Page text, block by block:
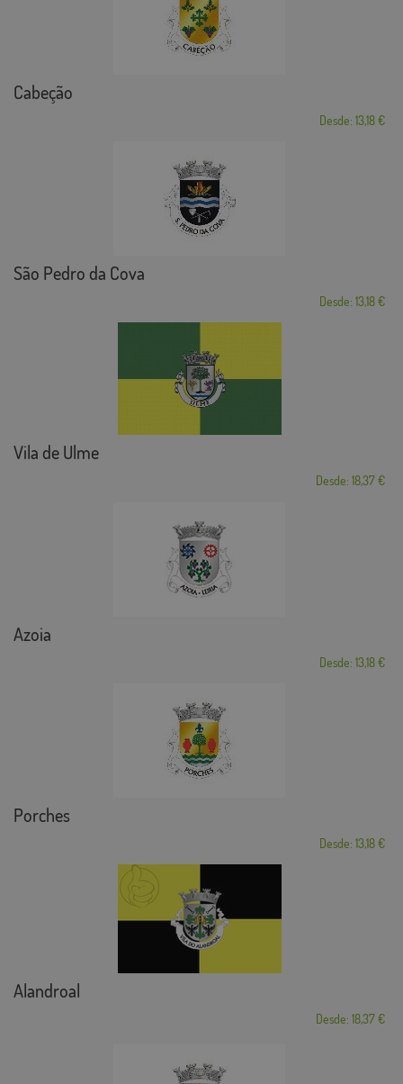
Cabeção
Desde: 13,18 €
São Pedro da Cova
Desde: 13,18 €
Vila de Ulme
Desde: 18,37 €
Azoia
Desde: 13,18 €
Porches
Desde: 13,18 €
Alandroal
Desde: 18,37 €